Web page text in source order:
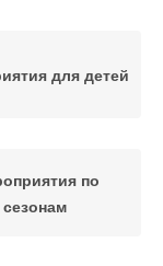
для детей
по
сезонам